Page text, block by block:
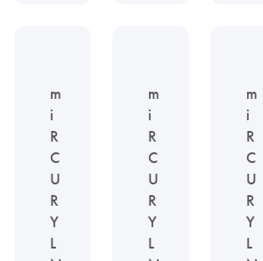
m
i
R
C
U
R
Y
L
m
i
R
C
U
R
Y
L
m
i
R
C
U
R
Y
L